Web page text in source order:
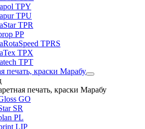
TPY
TPU
TPR
PP
TPRS
TPX
TPT
печать, краски Марабу
печать, краски Марабу
GO
SR
PL
LIP